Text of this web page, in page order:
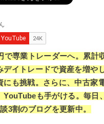
で専業トレーダーへ。累計
デイトレードで資産を増や
にも挑戦。さらに、中古家
YouTubeも手がける。毎日
3割のブログを更新中。